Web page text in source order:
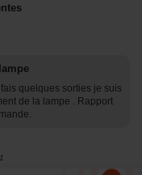
quelques sorties je suis
de la lampe . Rapport